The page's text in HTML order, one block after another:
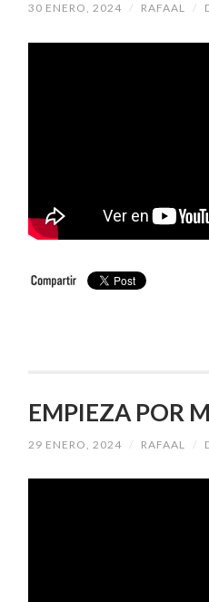
30 ENERO, 2024 / RAFAAL /
EMPIEZA POR
29 ENERO, 2024 / RAFAAL /